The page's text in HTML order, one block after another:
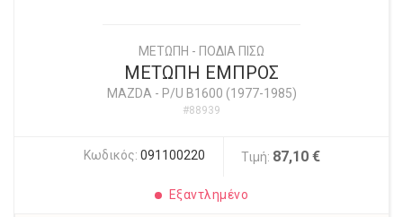
ΜΕΤΩΠΗ - ΠΟΔΙΑ ΠΙΣΩ
ΜΕΤΩΠΗ ΕΜΠΡΟΣ
MAZDA- P/U B1600 (1977-1985)
#88939
Κωδικός: 091100220 Τιμή: 87,10 €
Εξαντλημένο